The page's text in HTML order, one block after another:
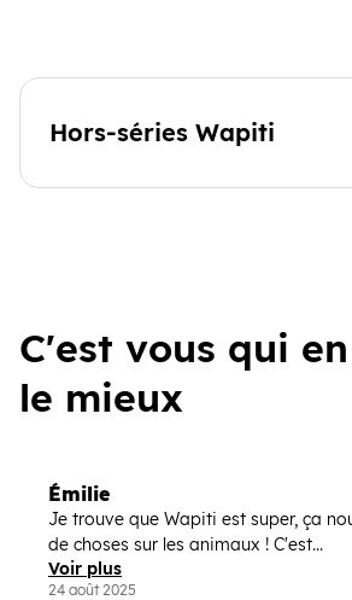
Hors-séries Wapiti
C'est vous qui
le mieux
Émilie
Je trouve que Wapiti est super, ça
de choses sur les animaux ! C'est...
Voir plus
24 août 2025